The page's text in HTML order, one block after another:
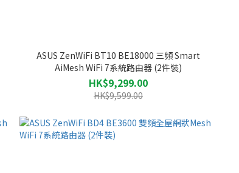
ASUS ZenWiFi BT10 BE18000 三頻 Smart
AiMesh WiFi 7系統路由器 (2件裝)
HK$9,299.00
HK$9,599.00